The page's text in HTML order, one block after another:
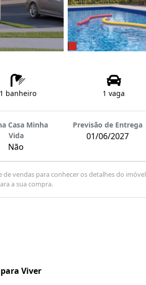
1 banheiro 1 vaga
Casa Minha
Vida
Não
Previsão de Entrega
01/06/2027
vendas para conhecer os detalhes do imóvel
a sua compra.
Viver